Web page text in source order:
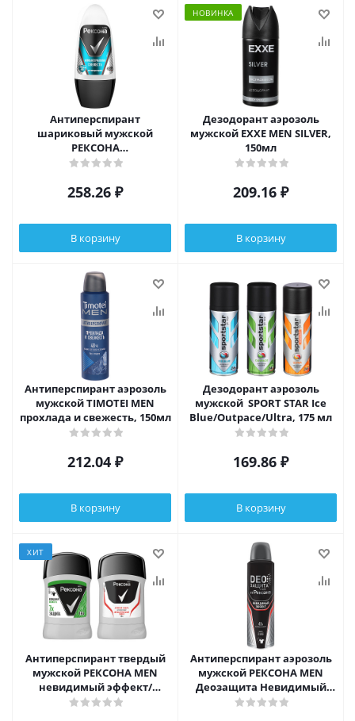
Антиперспирант
шариковый мужской
РЕКСОНА
антибактериальная
258.26 ₽
В корзину
НОВИНКА
Дезодорант аэрозоль
мужской EXXE MEN SILVER,
150мл
209.16 ₽
В корзину
Антиперспирант аэрозоль
мужской TIMOTEI MEN
прохлада и свежесть, 150мл
212.04 ₽
В корзину
Дезодорант аэрозоль
мужской SPORT STAR Ice
Blue/Outpace/Ultra, 175 мл
169.86 ₽
В корзину
ХИТ
Антиперспирант твердый
мужской РЕКСОНА MEN
невидимый эффект/
активная защита, п/б, 50 мл
Антиперспирант аэрозоль
мужской РЕКСОНА MEN
Деозащита Невидимый
эффект,150мл